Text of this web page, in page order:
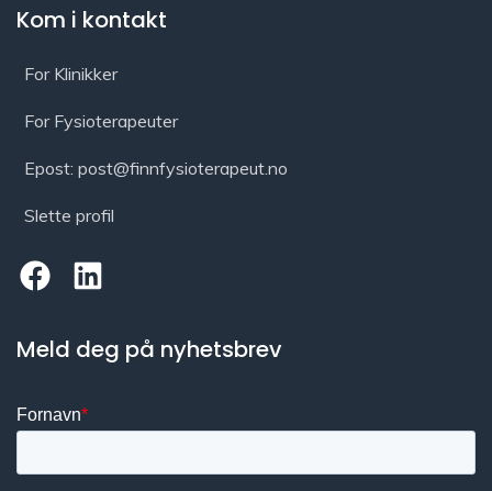
Kom i kontakt
For Klinikker
For Fysioterapeuter
Epost: post@finnfysioterapeut.no
Slette profil
Meld deg på nyhetsbrev